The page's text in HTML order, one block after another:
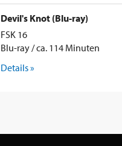
Devil's Knot (Blu-ray)
FSK 16
Blu-ray / ca. 114 Minuten
Details »